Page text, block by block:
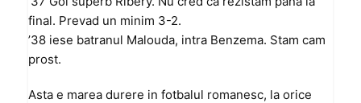
final. Prevad un minim 3-2.
’38 iese batranul Malouda, intra Benzema. Stam cam
prost.
Asta e marea durere in fotbalul romanesc, la orice